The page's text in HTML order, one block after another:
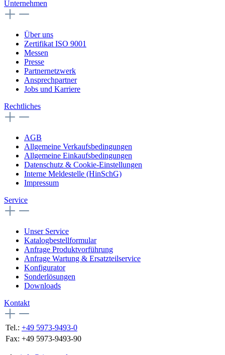
Unternehmen
Über uns
Zertifikat ISO 9001
Messen
Presse
Partnernetzwerk
Ansprechpartner
Jobs und Karriere
Rechtliches
AGB
Allgemeine Verkaufsbedingungen
Allgemeine Einkaufsbedingungen
Datenschutz & Cookie-Einstellungen
Interne Meldestelle (HinSchG)
Impressum
Service
Unser Service
Katalogbestellformular
Anfrage Produktvorführung
Anfrage Wartung & Ersatzteilservice
Konfigurator
Sonderlösungen
Downloads
Kontakt
Tel.: +49 5973-9493-0
Fax: +49 5973-9493-90